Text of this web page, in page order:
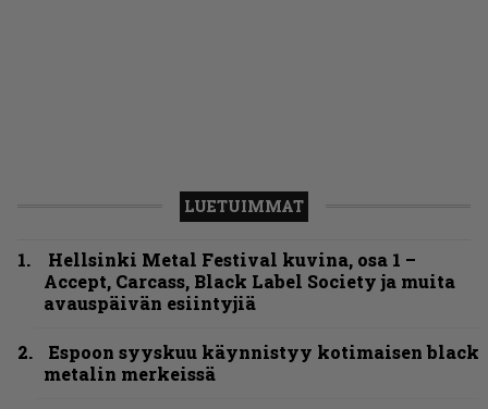
LUETUIMMAT
Hellsinki Metal Festival kuvina, osa 1 –
Accept, Carcass, Black Label Society ja muita
avauspäivän esiintyjiä
Espoon syyskuu käynnistyy kotimaisen black
metalin merkeissä